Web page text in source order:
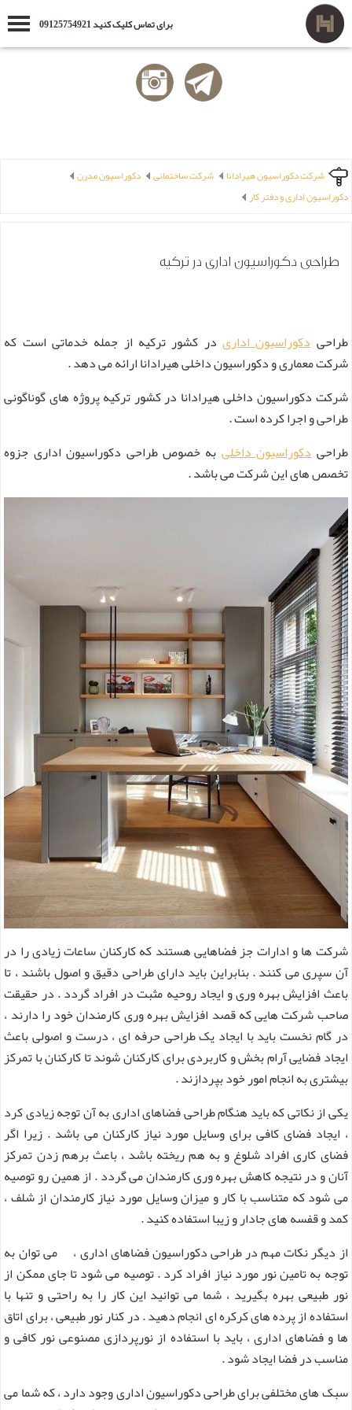
برای تماس کلیک کنید 09125754921
شرکت دکوراسیون هیرادانا شرکت ساختمانی
دکوراسیون مدرن
دکوراسیون اداری و دفتر کار
طراحی دکوراسیون اداری در ترکیه
طراحیدکوراسیون اداری در کشور ترکیه از جمله خدماتی است که
شرکت معماری و دکوراسیون داخلی هیرادانا ارائه می دهد .
شرکت دکوراسیون داخلی هیرادانا در کشور ترکیه پروژه های گوناگونی
طراحی و اجرا کرده است .
طراحیدکوراسیون داخلی به خصوص طراحی دکوراسیون اداری جزوه
تخصص های این شرکت می باشد .
شرکت ها و ادارات جز فضاهایی هستند که کارکنان ساعات زیادی را در
آن سپری می کنند . بنابراین باید دارای طراحی دقیق و اصول باشند ، تا
باعث افزایش بهره وری و ایجاد روحیه مثبت در افراد گردد . در حقیقت
صاحب شرکت هایی که قصد افزایش بهره‌ وری کارمندان خود را دارند ،
در گام نخست باید با ایجاد یک طراحی حرفه ای ، درست و اصولی باعث
ایجاد فضایی آرام بخش و کاربردی برای کارکنان شوند تا کارکنان با تمرکز
بیشتری به انجام امور خود بپردازند .
یکی از نکاتی که باید هنگام طراحی فضاهای اداری به آن توجه زیادی کرد
، ایجاد فضای کافی برای وسایل مورد نیاز کارکنان می باشد . زیرا اگر
فضای کاری افراد شلوغ و به هم ریخته باشد ، باعث برهم زدن تمرکز
آنان و در نتیجه کاهش بهره وری کارمندان می گردد . از همین رو توصیه
می شود که متناسب با کار و میزان وسایل مورد نیاز کارمندان از شلف ،
کمد و قفسه های جادار و زیبا استفاده کنید .
از دیگر نکات مهم در طراحی دکوراسیون فضاهای اداری ، می توان به
توجه به تامین نور مورد نیاز افراد کرد . توصیه می شود تا جای ممکن از
نور طبیعی بهره بگیرید ، شما می توانید این کار را به راحتی و تنها با
استفاده از پرده های کرکره ای انجام دهید . در کنار نور طبیعی ، برای اتاق
ها و فضاهای اداری ، باید با استفاده از نورپردازی مصنوعی نور کافی و
مناسب در فضا ایجاد شود .
سبک های مختلفی برای طراحی دکوراسیون اداری وجود دارد ، که شما می